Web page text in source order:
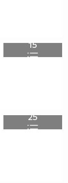
15
25